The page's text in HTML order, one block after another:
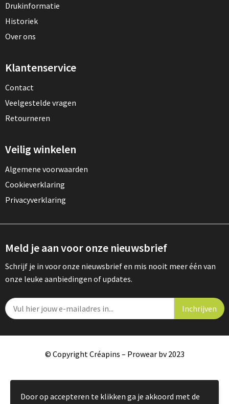
Drukinformatie
Historiek
Over ons
Klantenservice
Contact
Veelgestelde vragen
Retourneren
Veilig winkelen
Algemene voorwaarden
Cookieverklaring
Privacyverklaring
Meld je aan voor onze nieuwsbrief
Schrijf je in voor onze nieuwsbrief en mis nooit meer één van
onze leuke aanbiedingen of updates.
© Copyright Créapins – Prowear bv 2023
Door op accepteren te klikken ga je akkoord met de